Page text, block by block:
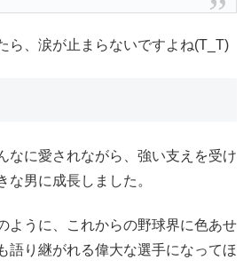
ら、涙が止まらないですよね(T_T)
なに愛されながら、強い支えを受け
な男に成長しました。
ように、これからの野球界に色あせ
語り継がれる偉大な選手になってほ